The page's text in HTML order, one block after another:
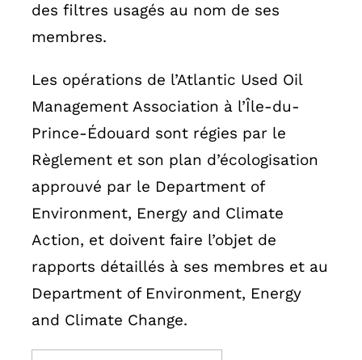
des filtres usagés au nom de ses
membres.
Les opérations de l’Atlantic Used Oil
Management Association à l’Île-du-
Prince-Édouard sont régies par le
Règlement et son plan d’écologisation
approuvé par le Department of
Environment, Energy and Climate
Action, et doivent faire l’objet de
rapports détaillés à ses membres et au
Department of Environment, Energy
and Climate Change.